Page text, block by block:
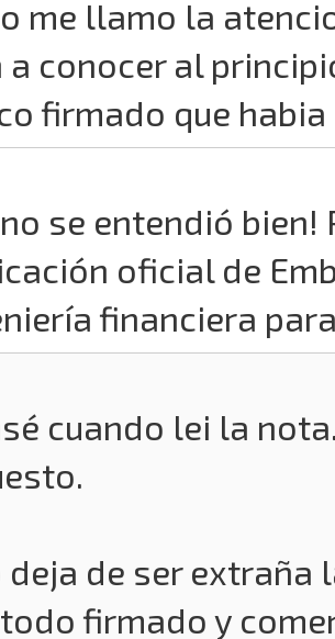
me llamo la
a conocer al
firmado que
se entendió
oficial de
financiera
cuando lei la
deja de ser extraña
firmado y